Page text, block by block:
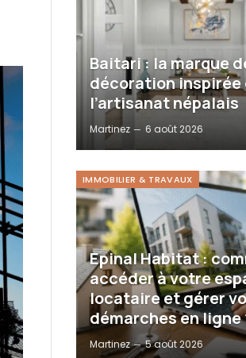
Baitari : la marque
décoration inspirée
l’artisanat népalais
Martinez 6 août 2026
IMMOBILIER & TRAVAUX
Epinal Habitat :
accéder à votre
locataire et gérer
démarches en ligne
Martinez 5 août 2026